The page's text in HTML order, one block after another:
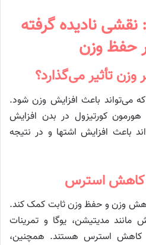
نادیده گرفته
حفظ وزن
تأثیر می‌گذارد؟
می‌تواند باعث افزایش وزن شود.
کورتیزول در بدن افزایش
باعث افزایش اشتها و در نتیجه
کاهش استرس
وزن و حفظ وزن ثابت کمک کند.
مدیتیشن، یوگا و تمرینات
کاهش استرس هستند. همچنین،